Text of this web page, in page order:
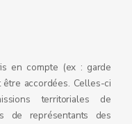
en compte (ex : garde
accordées. Celles-ci
territoriales de
de représentants des